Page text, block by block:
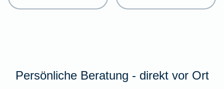
Persönliche Beratung - direkt vor Ort